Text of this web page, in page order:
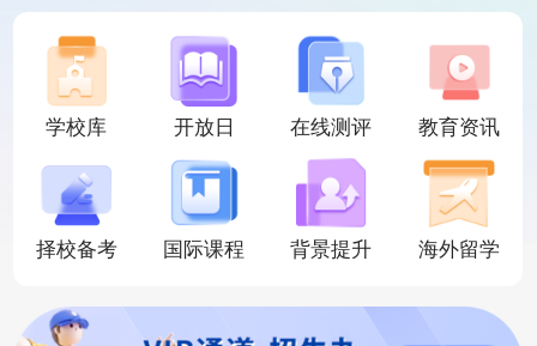
学校库 开放日 在线测评 教育资讯
择校备考 国际课程 背景提升 海外留学